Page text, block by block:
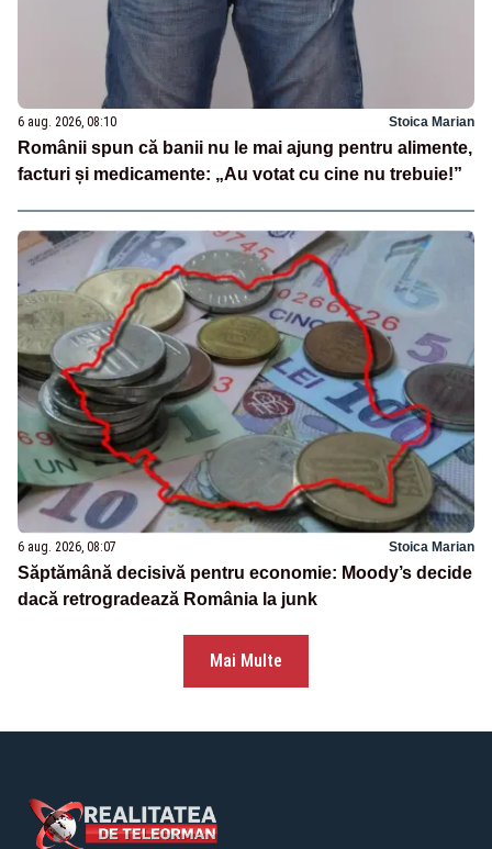
6 aug. 2026, 08:10 Stoica Marian
Românii spun că banii nu le mai ajung pentru alimente,
facturi și medicamente: „Au votat cu cine nu trebuie!”
6 aug. 2026, 08:07 Stoica Marian
Săptămână decisivă pentru economie: Moody’s decide
dacă retrogradează România la junk
Mai Multe